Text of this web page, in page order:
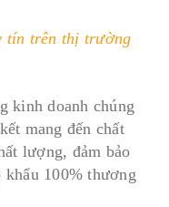
trên thị trường
kinh doanh chúng
mang đến chất
lượng, đảm bảo
khẩu 100% thương